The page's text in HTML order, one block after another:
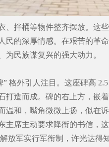
、拌桶等物件整齐摆放。这
民的深厚情感。在艰苦的革
为民族谋复兴的强大动力。
格外引人注目。这座碑高
打造而成。碑的右上方，嵌
温和，嘴角微微上扬，似在
主席主动要求降衔的书信，
放军实行军衔制，许光达得